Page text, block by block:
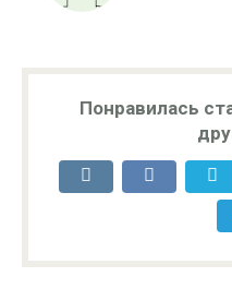
Понравилась